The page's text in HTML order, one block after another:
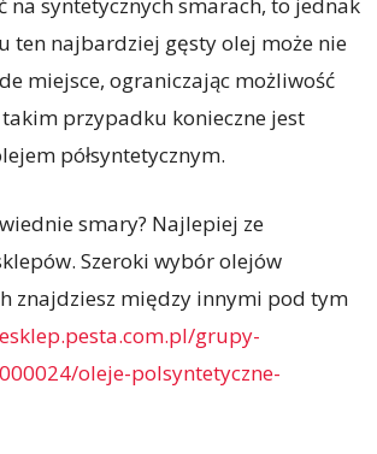
na syntetycznych smarach, to jednak
ten najbardziej gęsty olej może nie
miejsce, ograniczając możliwość
przypadku konieczne jest
półsyntetycznym.
smary? Najlepiej ze
Szeroki wybór olejów
znajdziesz między innymi pod tym
grupy-
oleje-polsyntetyczne-